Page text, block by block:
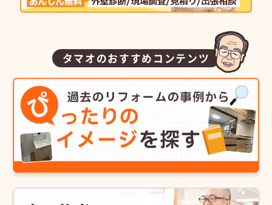
タマオのおすすめコンテンツ